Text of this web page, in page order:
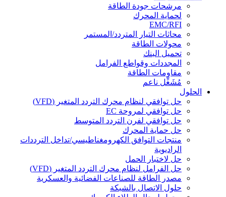
مرشحات جودة الطاقة
لحماية المحرك
EMC/RFI
محاثات التيار المتردد/المستمر
محولات الطاقة
تحميل البنك
المجددات وقواطع الفرامل
مقاومات الطاقة
مُشَغِّل ناعم
الحلول
حل توافقي لنظام محرك التردد المتغير (VFD)
حل توافقي لمروحة EC
حل توافقي لفرن التردد المتوسط
حل حماية المحرك
منتجات التوافق الكهرومغناطيسي/تداخل الترددات
الراديوية
حل لاختبار الحمل
حل الفرامل لنظام محرك التردد المتغير (VFD)
مصدر الطاقة للصناعات الفضائية والعسكرية
حلول الاتصال بالشبكة